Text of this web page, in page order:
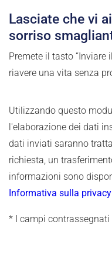
Lasciate che vi
sorriso
Premete il tasto “Inviare
riavere una vita senza
Utilizzando questo
l'elaborazione dei dati
dati inviati saranno
richiesta, un
informazioni sono
Informativa sulla privacy
* I campi